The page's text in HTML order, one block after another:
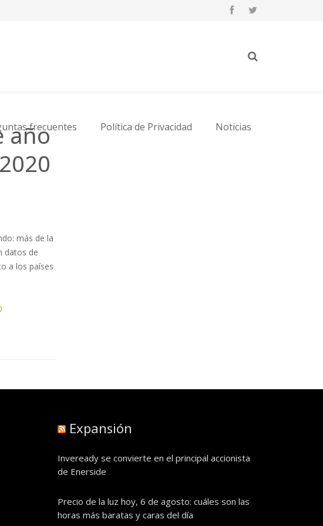
frecuentes Política de Privacidad Noticias
año
más de la
datos de
a los países
Expansión
Inveready se convierte en el principal accionista
de Enerside
Precio de la luz hoy, 6 de agosto: cuáles son las
horas más baratas y caras del día